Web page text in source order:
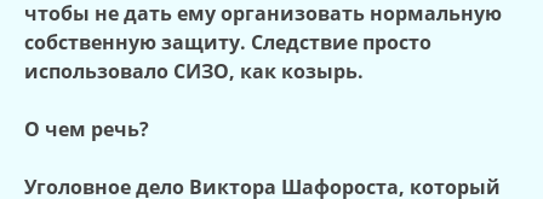
чтобы не дать ему организовать нормальную
собственную защиту. Следствие просто
использовало СИЗО, как козырь.
О чем речь?
Уголовное дело Виктора Шафороста, который